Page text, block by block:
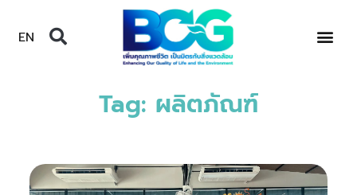
EN
Tag: ผลิตภัณฑ์